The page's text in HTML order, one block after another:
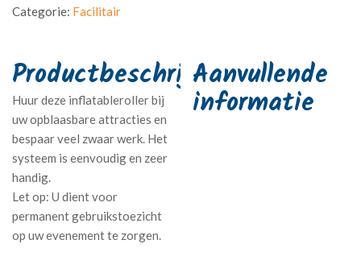
Categorie: Facilitair
Huur deze inflatableroller bij
uw opblaasbare attracties en
bespaar veel zwaar werk. Het
systeem is eenvoudig en zeer
handig.
Aanvullende
informatie